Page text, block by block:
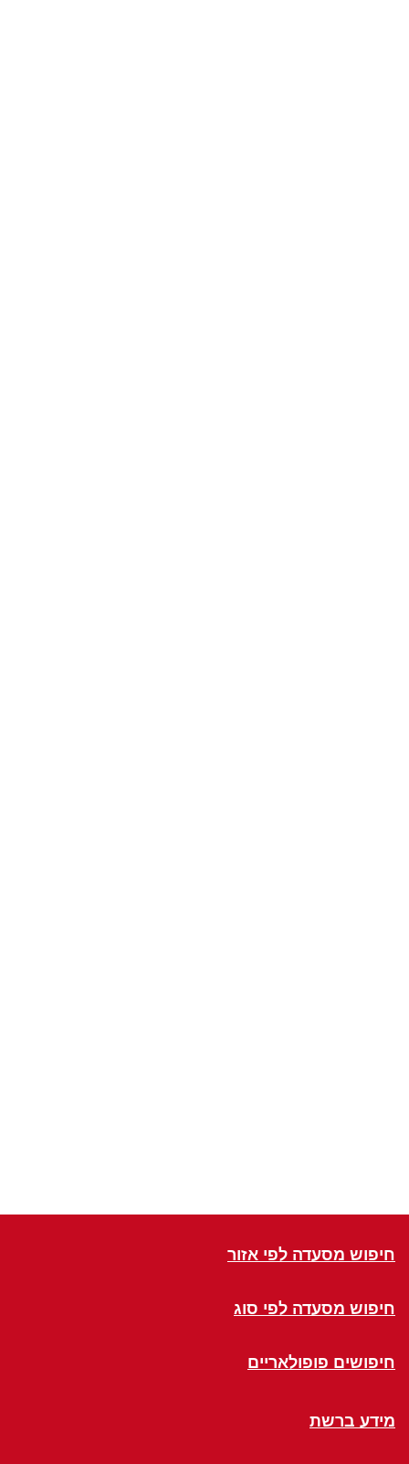
חיפוש מסעדה לפי אזור
חיפוש מסעדה לפי סוג
חיפושים פופולאריים
מידע ברשת